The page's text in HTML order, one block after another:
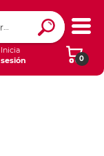
0
Inicia
sesión